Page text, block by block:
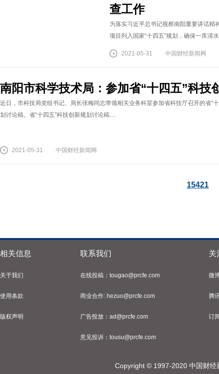
查工作
为落实习近平总书记视察南阳重要讲话精
项目列入国家“十四五”规划，确保一库清
2021-05-31 中国财经新闻网
南阳市科学技术局：参加省“十四五”科技
近日，市科技局党组书记、局长张梅同志带领相关业务科室参加省科技厅召开的省“
划讨论稿。省“十四五”科技创新规划讨论稿....
2021-05-31 中国财经新闻网
15421
相关信息
关于我们
使用条款
版权声明
联系我们
在线投稿：tougao@prcfe.com
商业合作: hezuo@prcfe.com
广告投放：ad@prcfe.com
意见投诉：tousu@prcfe.com
关
微
腾
订
Copyright © 1997-2020 中国财经